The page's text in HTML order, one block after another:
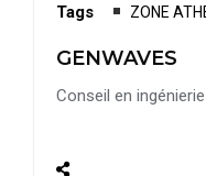
Tags ZONE
GENWAVES
Conseil en